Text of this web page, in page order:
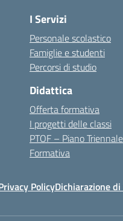
I Servizi
Personale scolastico
Famiglie e studenti
Percorsi di studio
Didattica
Offerta formativa
I progetti delle classi
PTOF – Piano
Formativa
PolicyDichiarazione